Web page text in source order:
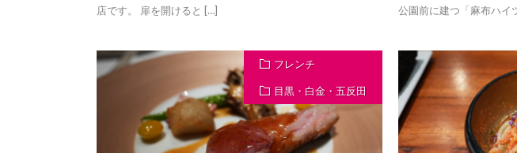
店です。 扉を開けると […]
公園前に建つ「麻布ハイ
フレンチ
目黒・白金・五反田